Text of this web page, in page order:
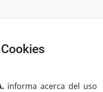
informa acerca del uso